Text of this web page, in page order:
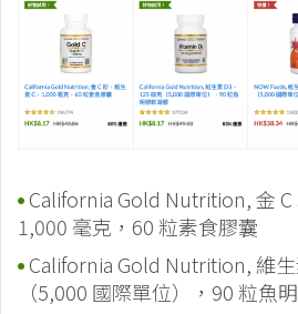
California Gold Nutrition, 金 C
1,000 毫克，60 粒素食膠囊
California Gold Nutrition, 維
（5,000 國際單位），90 粒魚